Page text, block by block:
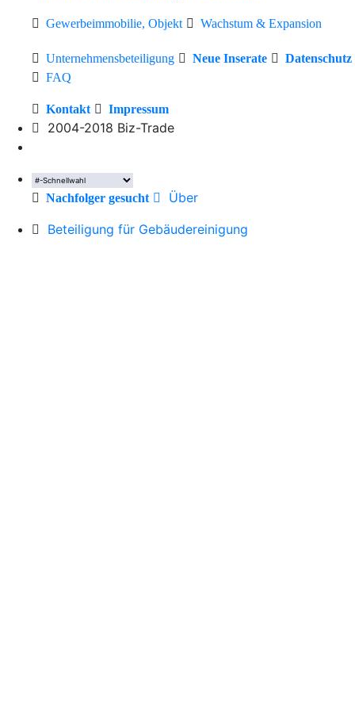
Gewerbeimmobilie, Objekt Wachstum & Expansion
Unternehmensbeteiligung Neue Inserate
Datenschutz
FAQ
Kontakt Impressum
2004-2018 Biz-Trade
Nachfolger gesucht
Über
Beteiligung für Gebäudereinigung